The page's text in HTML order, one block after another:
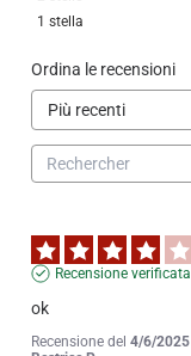
1 stella
Ordina le recensioni
Recensione verificata
ok
Recensione del 4/6/2025